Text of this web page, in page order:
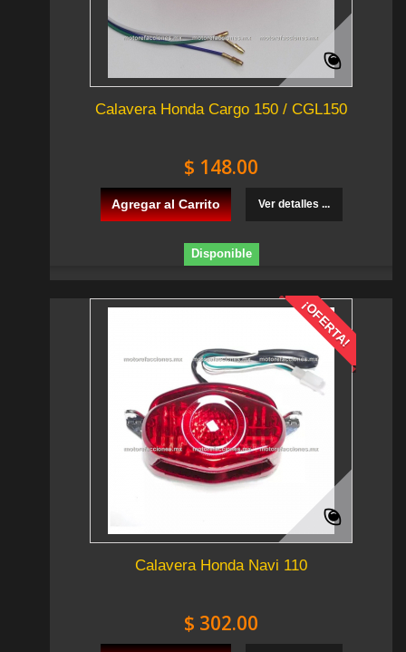
Calavera Honda Cargo 150 / CGL150
$ 148.00
Agregar al Carrito Ver detalles ...
Disponible
¡OFERTA!
Calavera Honda Navi 110
$ 302.00